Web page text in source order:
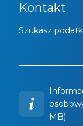
Kontakt
Szukasz
MB)